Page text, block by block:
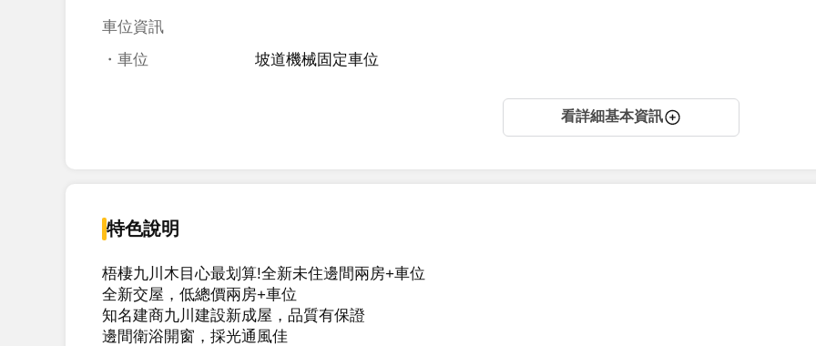
車位資訊
・車位
坡道機械固定車位
看詳細基本資訊
特色說明
梧棲九川木目心最划算!全新未住邊間兩房+車位
全新交屋，低總價兩房+車位
知名建商九川建設新成屋，品質有保證
邊間衛浴開窗，採光通風佳